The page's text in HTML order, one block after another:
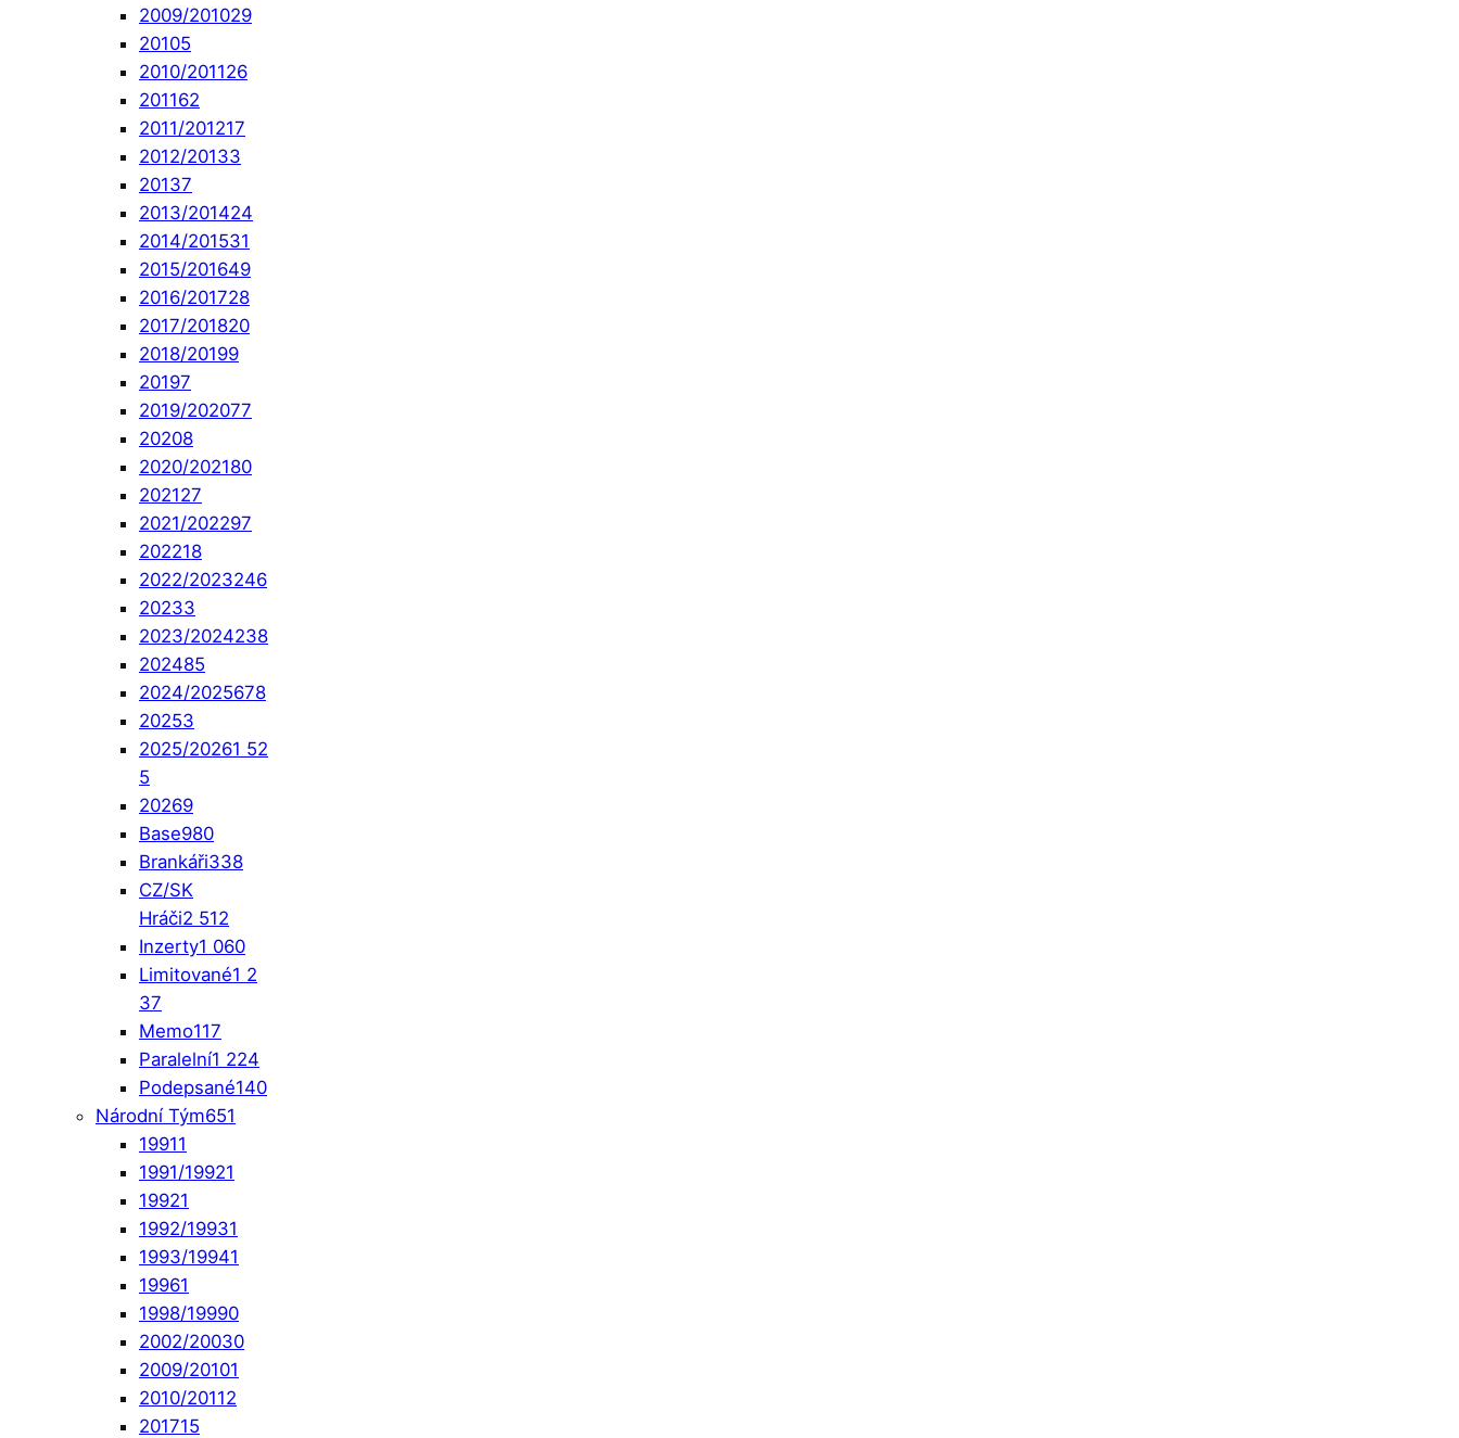
2009/201029
20105
2010/201126
201162
2011/201217
2012/20133
20137
2013/201424
2014/201531
2015/201649
2016/201728
2017/201820
2018/20199
20197
2019/202077
20208
2020/202180
202127
2021/202297
202218
2022/2023246
20233
2023/2024238
202485
2024/2025678
20253
2025/20261 52
5
20269
Base980
Brankáři338
CZ/SK
Hráči2 512
Inzerty1 060
Limitované1 2
37
Memo117
Paralelní1 224
Podepsané140
Národní Tým651
19911
1991/19921
19921
1992/19931
1993/19941
19961
1998/19990
2002/20030
2009/20101
2010/20112
201715